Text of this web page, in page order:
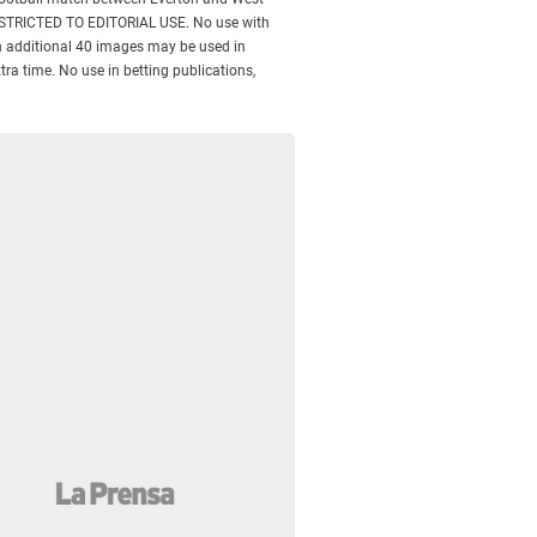
TO EDITORIAL USE. No use with
additional 40 images may be used in
time. No use in betting publications,